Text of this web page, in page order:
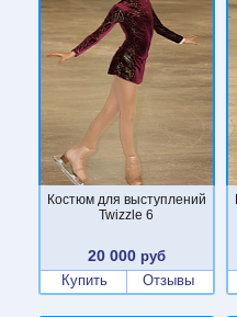
Костюм для выступлений
Twizzle 6
20 000руб
Купить
Отзывы